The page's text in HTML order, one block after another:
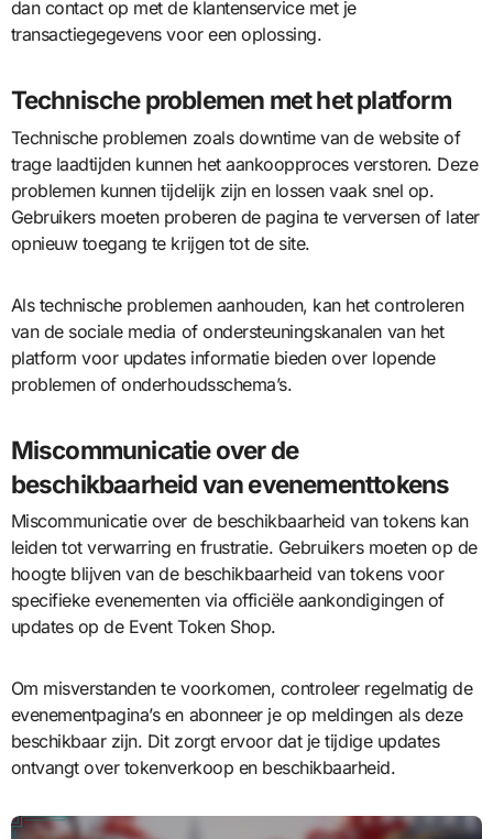
dan contact op met de klantenservice met je
transactiegegevens voor een oplossing.
Technische problemen met het platform
Technische problemen zoals downtime van de website of
trage laadtijden kunnen het aankoopproces verstoren. Deze
problemen kunnen tijdelijk zijn en lossen vaak snel op.
Gebruikers moeten proberen de pagina te verversen of later
opnieuw toegang te krijgen tot de site.
Als technische problemen aanhouden, kan het controleren
van de sociale media of ondersteuningskanalen van het
platform voor updates informatie bieden over lopende
problemen of onderhoudsschema’s.
Miscommunicatie over de
beschikbaarheid van evenementtokens
Miscommunicatie over de beschikbaarheid van tokens kan
leiden tot verwarring en frustratie. Gebruikers moeten op de
hoogte blijven van de beschikbaarheid van tokens voor
specifieke evenementen via officiële aankondigingen of
updates op de Event Token Shop.
Om misverstanden te voorkomen, controleer regelmatig de
evenementpagina’s en abonneer je op meldingen als deze
beschikbaar zijn. Dit zorgt ervoor dat je tijdige updates
ontvangt over tokenverkoop en beschikbaarheid.